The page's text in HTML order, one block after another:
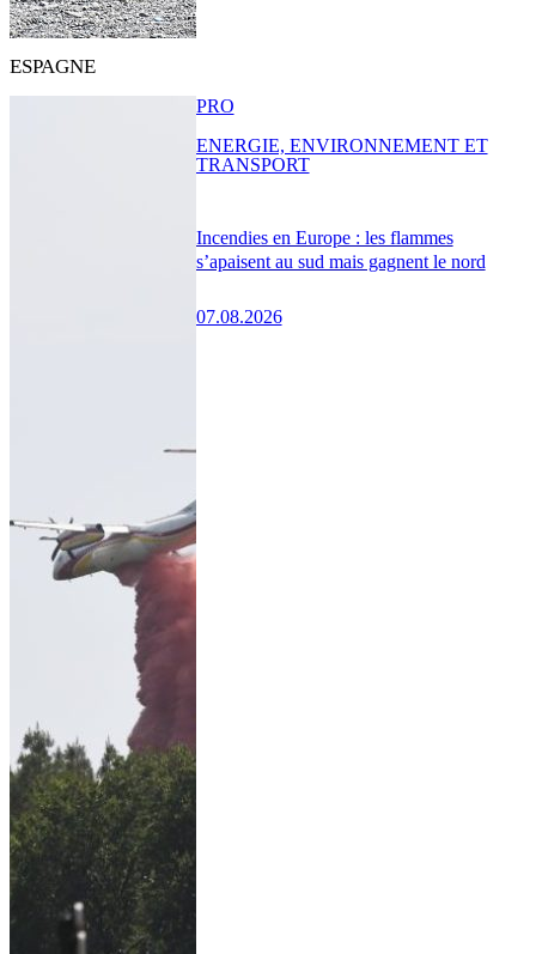
ESPAGNE
Incendies en Europe : les flammes
s’apaisent au sud mais gagnent le nord
07.08.2026
PRO
ENERGIE, ENVIRONNEMENT ET
TRANSPORT